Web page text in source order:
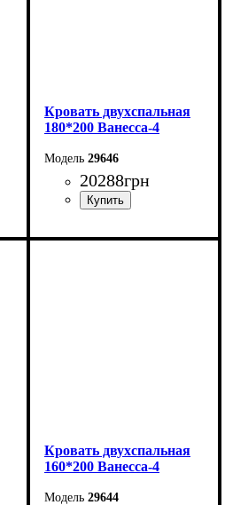
Кровать двухспальная
180*200 Ванесса-4
29646
20288грн
Ширина: 226 см
Кровать двухспальная
160*200 Ванесса-4
29644